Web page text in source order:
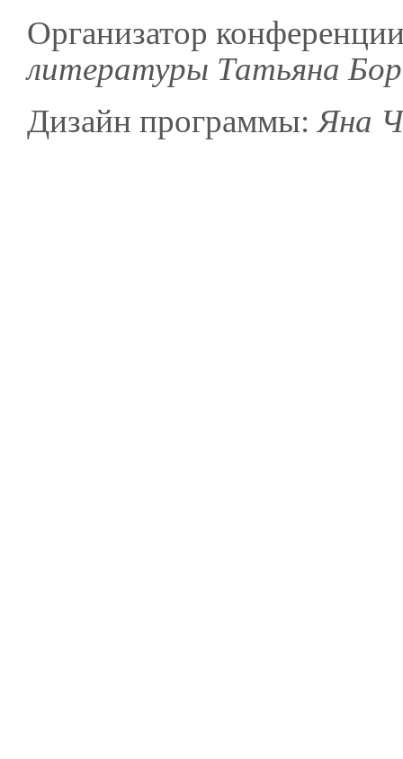
Организатор
литературы Татьяна
Дизайн программы: Яна